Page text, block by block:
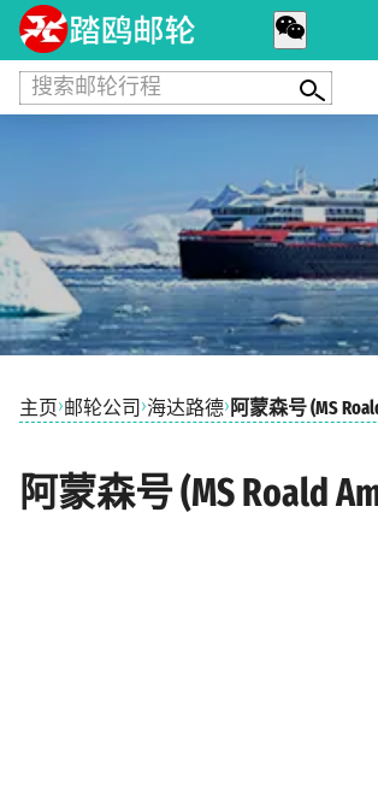
搜索邮轮行程
主页›邮轮公司 ›海达路德› 阿蒙森号 (MS
阿蒙森号 (MS Roald